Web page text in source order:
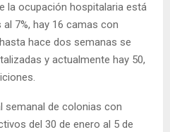
la ocupación hospitalaria está
7%, hay 16 camas con
hace dos semanas se
y actualmente hay 50,
semanal de colonias con
del 30 de enero al 5 de